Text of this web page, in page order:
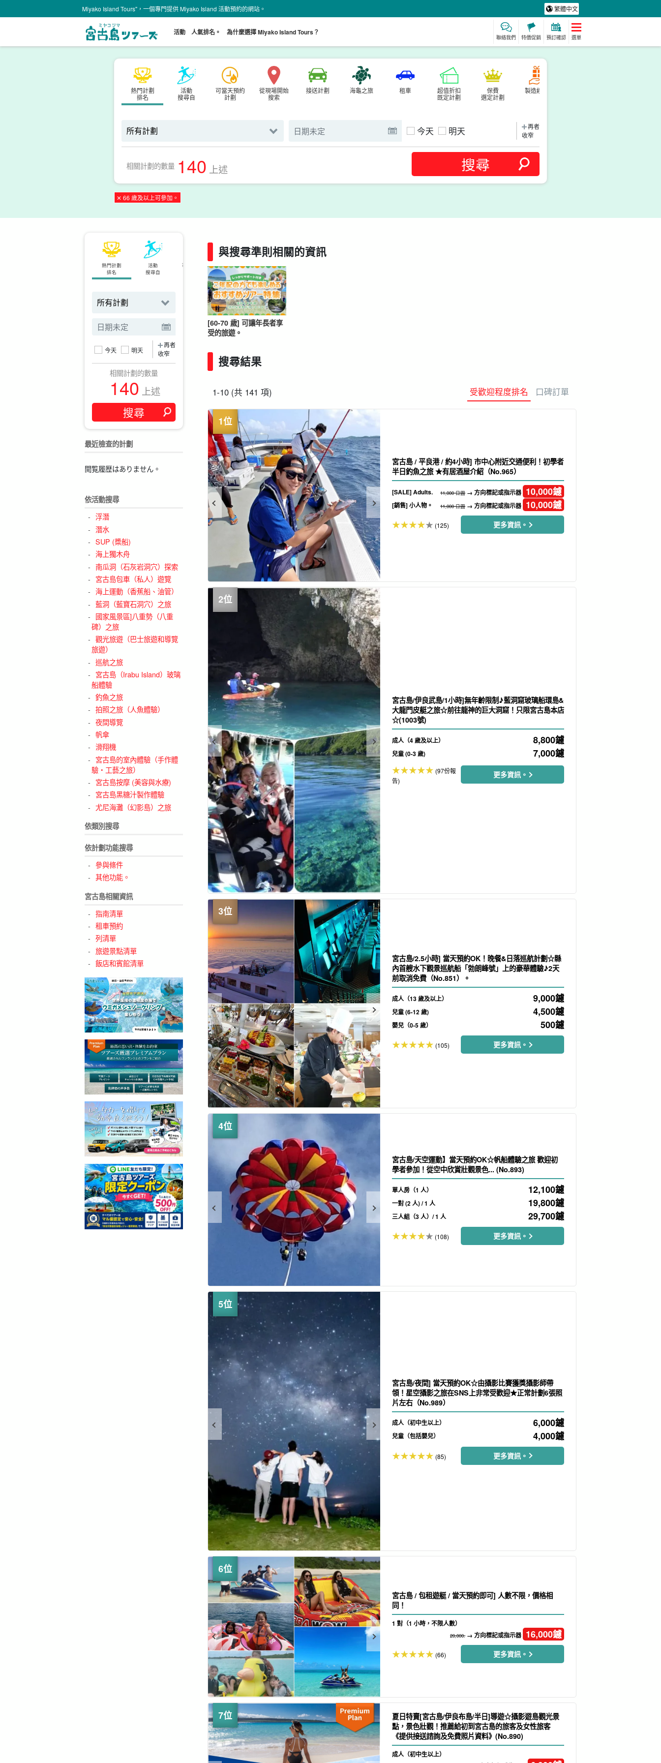
Miyako Island Tours"，一個專門提供 Miyako Island 活動預約的網站。 繁體中文
活動 人氣排名。 為什麼選擇 Miyako Island Tours？
聯絡我們 特價促銷 預訂確認 選單
熱門計劃
排名
活動
搜尋自
可當天預約
計劃
從現場開始
搜索
接送計劃 海龜之旅 租車
超值折扣
既定計劃
保費
選定計劃
製造經驗
今天 明天
再者
收窄
相關計劃的數量 140 上述
✕ 66 歲及以上可參加。
熱門計劃
排名
活動
搜尋自
可當天預約
從現場開始
搜索
接送計劃
今天 明天
再者
收窄
相關計劃的數量
140 上述
最近檢查的計劃
閲覧履歴はありません。
依活動搜尋
浮潛
潛水
SUP (槳船)
海上獨木舟
南瓜洞（石灰岩洞穴）探索
宮古島包車（私人）遊覽
海上運動（香蕉船、油管）
藍洞（藍寶石洞穴）之旅
國家風景區]八重勢（八重
碑）之旅
觀光旅遊（巴士旅遊和導覽
旅遊）
巡航之旅
宮古島（Irabu Island）玻璃
船體驗
釣魚之旅
拍照之旅（人魚體驗）
夜間導覽
帆傘
滑翔機
宮古島的室內體驗（手作體
驗・工藝之旅）
宮古島按摩 (美容與水療)
宮古島黑糖汁製作體驗
尤尼海灘（幻影島）之旅
依類別搜尋
依計劃功能搜尋
參與條件
其他功能。
宮古島相關資訊
指南清單
租車預約
列清單
旅遊景點清單
飯店和賓館清單
與搜尋準則相關的資訊
[60-70 歲] 可讓年長者享
受的旅遊。
搜尋結果
1-10 (共 141 項) 受歡迎程度排名 口碑訂單
宮古島 / 平良港 / 約4小時] 市中心附近交通便利！初學者
半日釣魚之旅 ★有居酒屋介紹（No.965）
[SALE] Adults. 11,000 日圓→ 方向標記或指示器 10,000鑢
[銷售] 小人物。 11,000 日圓→ 方向標記或指示器 10,000鑢
(125) 更多資訊。
宮古島/伊良武島/1小時]無年齡限制♪藍洞窟玻璃船環島&
大龍門皮艇之旅☆前往龍神的巨大洞窟！只限宮古島本店
☆(1003號)
成人（4 歲及以上） 8,800鑢
兒童 (0-3 歲) 7,000鑢
(97份報
告)
更多資訊。
宮古島/2.5小時] 當天預約OK！晚餐&日落巡航計劃☆縣
內首艘水下觀景巡航船「勃朗峰號」上的豪華體驗♪2天
前取消免費（No.851）。
成人（13 歲及以上） 9,000鑢
兒童 (6-12 歲) 4,500鑢
嬰兒（0-5 歲） 500鑢
(105) 更多資訊。
宮古島/天空運動】當天預約OK☆帆船體驗之旅 歡迎初
學者參加！從空中欣賞壯觀景色... (No.893)
單人房（1 人） 12,100鑢
一對 (2 人) / 1 人 19,800鑢
三人組（3 人）/ 1 人 29,700鑢
(108) 更多資訊。
宮古島/夜間] 當天預約OK☆由攝影比賽獲獎攝影師帶
領！星空攝影之旅在SNS上非常受歡迎★正常計劃6張照
片左右（No.989）
成人（初中生以上） 6,000鑢
兒童（包括嬰兒） 4,000鑢
(85) 更多資訊。
宮古島 / 包租遊艇 / 當天預約即可] 人數不限，價格相
同！
1 對（1 小時，不限人數）
20,000.→ 方向標記或指示器 16,000鑢
(66) 更多資訊。
夏日特賣[宮古島/伊良布島/半日]導遊☆攝影遊島觀光景
點，景色壯觀！推薦給初到宮古島的旅客及女性旅客
《提供接送諮詢及免費照片資料》(No.890)
成人（初中生以上）